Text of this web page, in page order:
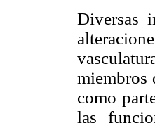
Diversas
miembros
como
las